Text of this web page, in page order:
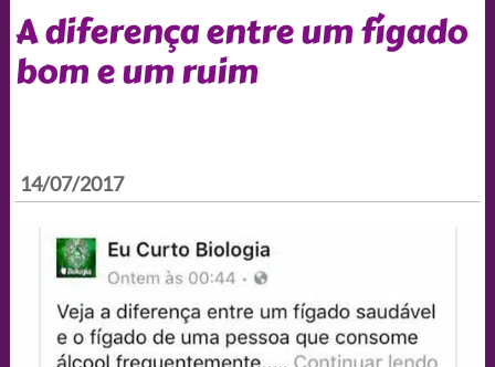
A diferença entre um fígado
bom e um ruim
14/07/2017